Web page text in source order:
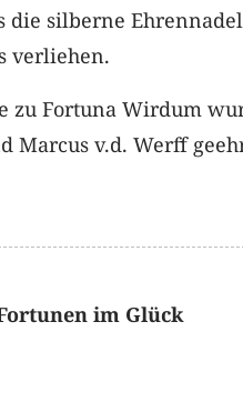
die silberne
verliehen.
zu Fortuna Wirdum
Marcus v.d. Werff
im Glück